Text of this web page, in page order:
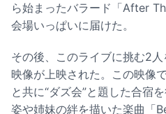
ら始まったバラード「After
会場いっぱいに届けた。
その後、このライブに挑む2
映像が上映された。この映像
と共に“ダズ会”と題した合宿
姿や姉妹の絆を描いた楽曲「